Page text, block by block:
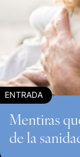
ENTRADA
Mentiras
de la